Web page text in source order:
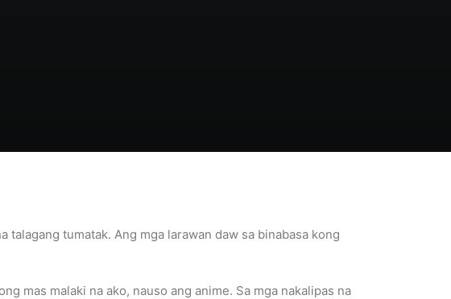
talagang tumatak. Ang mga larawan daw sa binabasa kong
mas malaki na ako, nauso ang anime. Sa mga nakalipas na